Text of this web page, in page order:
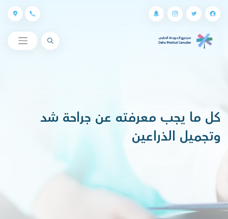
البحث
كل ما يجب معرفته عن جراحة شد
وتجميل الذراعين